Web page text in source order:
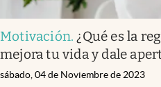
Motivación. ¿Qué es la
mejora tu vida y dale
sábado, 04 de Noviembre de 2023